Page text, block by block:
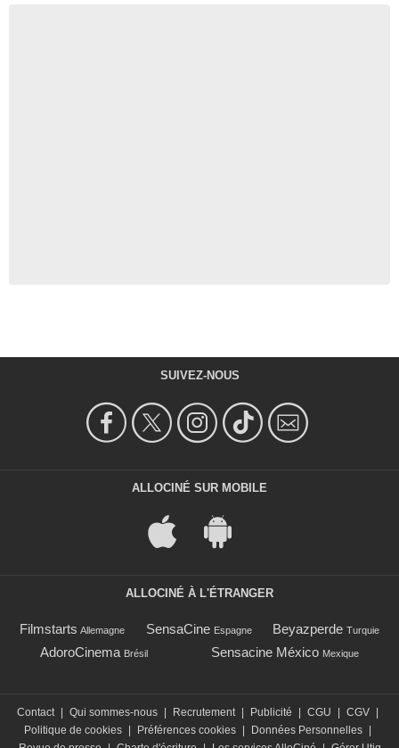
SUIVEZ-NOUS
ALLOCINÉ SUR MOBILE
ALLOCINÉ À L'ÉTRANGER
Filmstarts Allemagne SensaCine Espagne Beyazperde Turquie
AdoroCinema Brésil Sensacine México Mexique
Contact | Qui sommes-nous | Recrutement | Publicité | CGU | CGV |
Politique de cookies | Préférences cookies | Données Personnelles |